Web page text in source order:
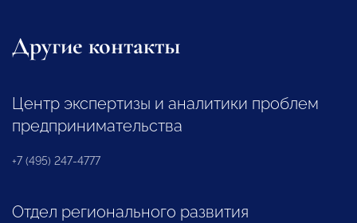
Другие контакты
Центр экспертизы и аналитики проблем
предпринимательства
+7 (495) 247-4777
Отдел регионального развития